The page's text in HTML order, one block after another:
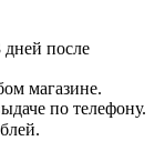
дней после
магазине.
по телефону.